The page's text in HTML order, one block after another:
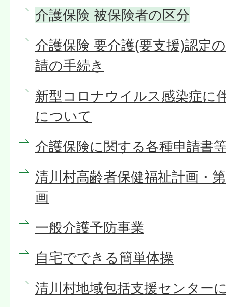
介護保険 被保険者の区分
介護保険 要介護(要支援)認定
請の手続き
新型コロナウイルス感染症に
について
介護保険に関する各種申請書
清川村高齢者保健福祉計画・
画
一般介護予防事業
自宅でできる簡単体操
清川村地域包括支援センター